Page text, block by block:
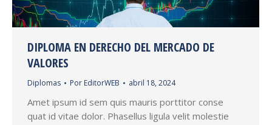
DIPLOMA EN DERECHO DEL MERCADO DE
VALORES
Diplomas Por EditorWEB abril 18, 2024
Amet ipsum id sem quis mauris porttitor conse
quat id vitae dolor. Phasellus ligula velit molestie